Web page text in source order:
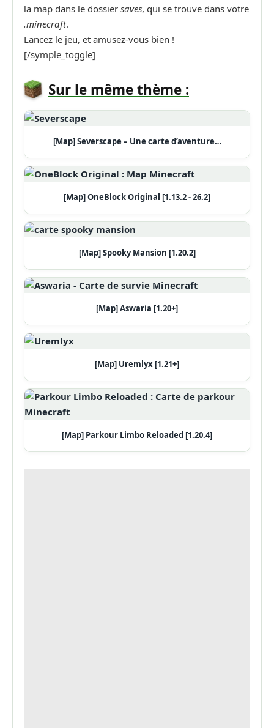
la map dans le dossier saves, qui se trouve dans votre
.minecraft.
Lancez le jeu, et amusez-vous bien !
[/symple_toggle]
Sur le même thème :
[Map] Severscape – Une carte d’aventure…
[Map] OneBlock Original [1.13.2 - 26.2]
[Map] Spooky Mansion [1.20.2]
[Map] Aswaria [1.20+]
[Map] Uremlyx [1.21+]
[Map] Parkour Limbo Reloaded [1.20.4]